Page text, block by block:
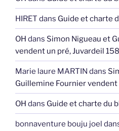
HIRET dans Guide et charte
OH dans Simon Nigueau et
vendent un pré, Juvardeil
Marie laure MARTIN dans
Guillemine Fournier vendent
OH dans Guide et charte du
bonnaventure bouju joel